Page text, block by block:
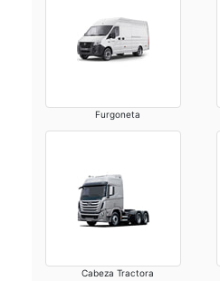
Furgoneta
Cabeza Tractora